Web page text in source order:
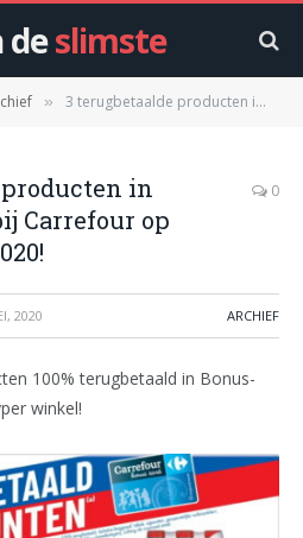
deslimste
» 3 terugbetaalde producten in Bonus-punten bij Carrefour op vrijdag 22 mei 2020!
in
Carrefour op
0
2020 ARCHIEF
100% terugbetaald in Bonus-
winkel!